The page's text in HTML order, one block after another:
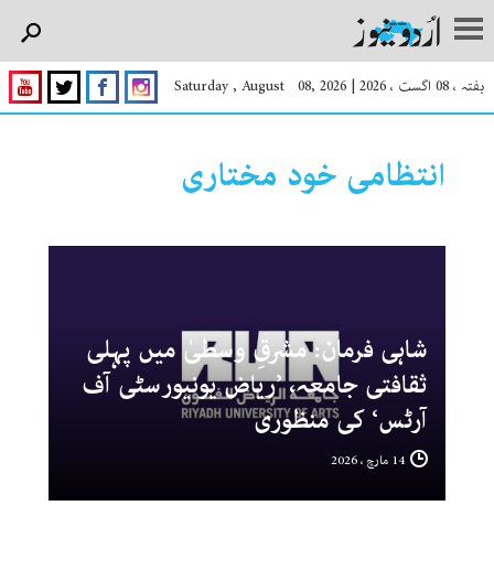
ہفتہ ، 08 اگست ، 2026 |
Saturday , August 08, 2026
انتظامی خود مختاری
شاہی فرمان: مشرقِ وسطیٰ میں پہلی
ثقافتی جامعہ، ’ریاض یونیورسٹی آف
آرٹس‘ کی منظوری